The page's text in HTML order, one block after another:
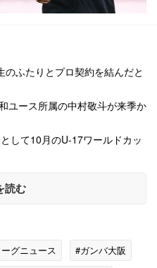
のふたりとプロ契約を結んだと
ユース所属の中村敬斗が来季か
して10月のU-17ワールドカッ
読む
グニュース
#ガンバ大阪